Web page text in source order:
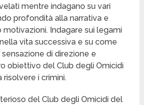
mentre indagano su vari
profondità alla narrativa e
motivazioni. Indagare sui legami
vita successiva e su come
di direzione e
obiettivo del Club degli Omicidi
i crimini.
del Club degli Omicidi del